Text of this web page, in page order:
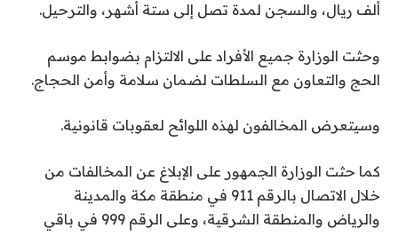
ألف ريال، والسجن لمدة تصل إلى ستة أشهر، والترحيل.
وحثت الوزارة جميع الأفراد على الالتزام بضوابط موسم
الحج والتعاون مع السلطات لضمان سلامة وأمن الحجاج.
وسيتعرض المخالفون لهذه اللوائح لعقوبات قانونية.
كما حثت الوزارة الجمهور على الإبلاغ عن المخالفات من
خلال الاتصال بالرقم 911 في منطقة مكة والمدينة
والرياض والمنطقة الشرقية، وعلى الرقم 999 في باقي